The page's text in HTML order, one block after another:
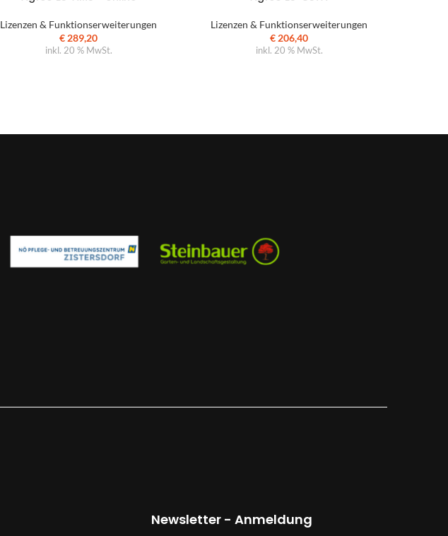
Lizenzen & Funktionserweiterungen
€ 289,20
inkl. 20 % MwSt.
Lizenzen & Funktionserweiterungen
€ 206,40
inkl. 20 % MwSt.
Newsletter - Anmeldung